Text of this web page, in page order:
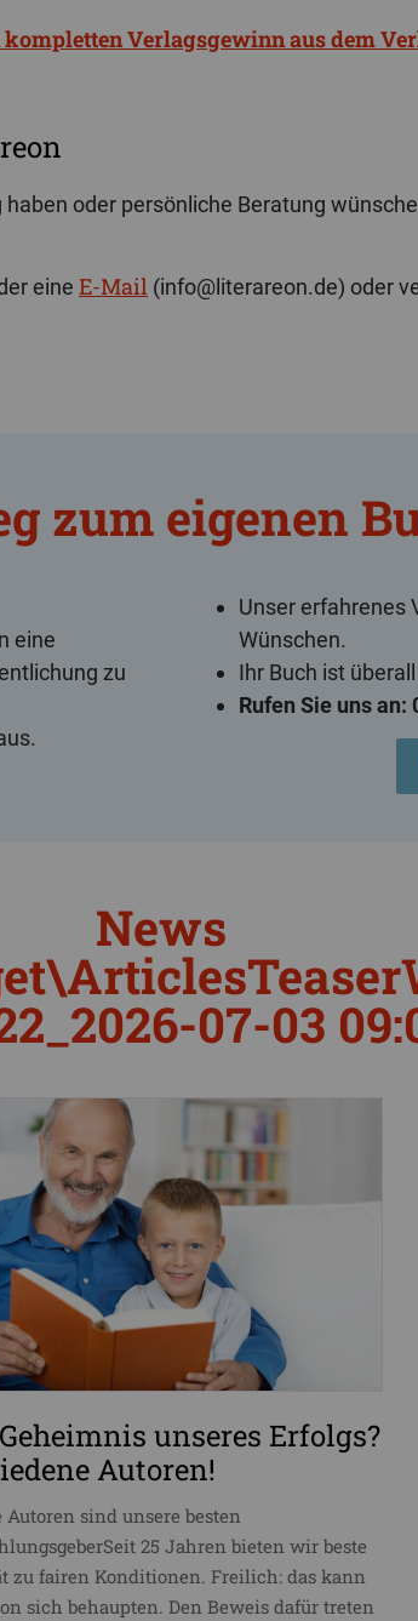
Verlagsgewinn aus dem
oder persönliche Beratung
eine E-Mail (info@literareon.de) oder
zum eigenen
eine
zu
Unser erfahrenes
Wünschen.
Ihr Buch ist
Rufen Sie uns an:
News
07-03
unseres Erfolgs?
Autoren!
Autoren sind unsere besten
25 Jahren bieten wir beste
zu fairen Konditionen. Freilich: das kann
sich behaupten. Den Beweis dafür treten